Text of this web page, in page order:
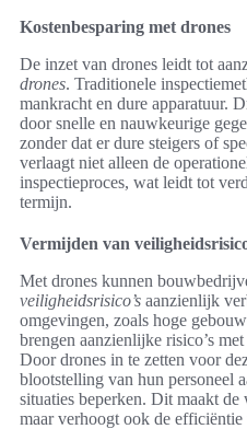
Kostenbesparing met drones
De inzet van drones leidt tot
drones. Traditionele
mankracht en dure apparatuur.
door snelle en nauwkeurige
zonder dat er dure steigers of
verlaagt niet alleen de
inspectieproces, wat leidt tot
termijn.
Vermijden van
Met drones kunnen
veiligheidsrisico’s aanzienlijk
omgevingen, zoals hoge
brengen aanzienlijke risico’s
Door drones in te zetten voor
blootstelling van hun personeel
situaties beperken. Dit maakt
maar verhoogt ook de efficiëntie